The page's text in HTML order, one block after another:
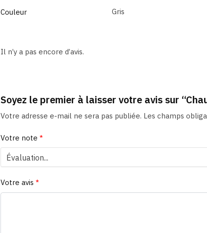
Couleur
Gris
Il n’y a pas encore d’avis.
Soyez le premier à laisser votre avis sur
Votre adresse e-mail ne sera pas publiée. Les champs
Votre note *
Votre avis *